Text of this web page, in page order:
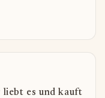
liebt es und kauft